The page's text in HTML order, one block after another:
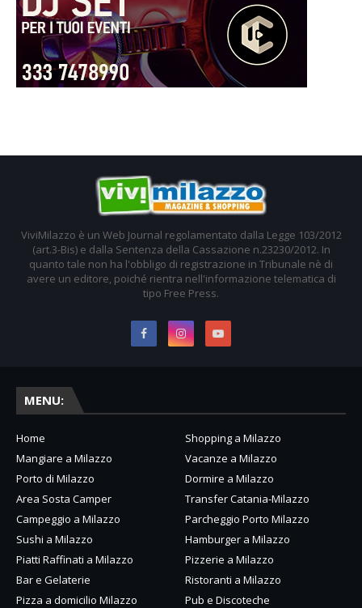
ViviMilazzo è un Web Journal regolamentato dalla Legge 103/2012
(art.3-Bis) e dalla Sentenza della Cassazione n.23230/2012. In
quanto tale non ha l'obbligo di registrazione in Tribunale nè di
avere un editore, poiché rientra nell'informazione telematica di
tipo Free Press.
MENU:
Home
Shopping a Milazzo
Mangiare a Milazzo
Vacanze a Milazzo
Porto di Milazzo
Dormire a Milazzo
Area Sosta Camper
Transfer Catania-Milazzo
Campeggio a Milazzo
Parcheggio Porto Milazzo
Sushi a Milazzo
Hamburger a Milazzo
Piatti Raffinati a Milazzo
Pizzerie a Milazzo
Bar e Gelaterie
Ristoranti a Milazzo
Pizza a domicilio Milazzo
Pub e Discoteche